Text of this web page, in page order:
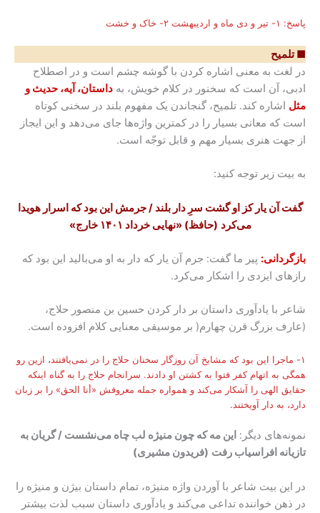
پاسخ: ۱- تیر و دی ماه و اردیبهشت ۲- خاک و خشت
■ تلمیح
در لغت به معنی اشاره کردن با گوشه چشم است و در اصطلاح
ادبی، آن است که سخنور در کلام خویش، به داستان، آیه، حدیث و
مثل اشاره کند. تلمیح، گنجاندن یک مفهوم بلند در سخنی کوتاه
است که معانی بسیار را در کمترین واژه‌ها جای می‌دهد و این ایجاز
از جهت هنری بسیار مهم و قابل توجّه است.
به بیت زیر توجه کنید:
گفت آن یار کز او گشت سرِ دار بلند / جرمش این بود که اسرار هویدا
می‌کرد (حافظ) «نهایی خرداد ۱۴۰۱ خارج»
بازگردانی: پیر ما گفت: جرم آن یار که دار به او می‌بالید این بود که
رازهای ایزدی را اشکار می‌کرد.
شاعر با یادآوری داستان بر دار کردن حسین بن منصور حلاج،
(عارف بزرگ قرن چهارم( بر موسیقی معنایی کلام افزوده است.
۱- ماجرا این بود که مشایخ آن روزگار سخنان حلاج را در نمی‌یافتند، ازین رو
همگی به اتهام کفر فتوا به کشتن او دادند. سرانجام حلاج را به گناه اینکه
حقایق الهی را آشکار می‌کند و همواره جمله معروفش «أنا الحق» را بر زبان
دارد، به دار آویختند.
نمونه‌های دیگر: این مه که چون منیژه لب چاه می‌نشست / گریان به
تازیانه افراسیاب رفت (فریدون مشیری)
در این بیت شاعر با آوردن واژه منیژه، تمام داستان بیژن و منیژه را
در ذهن خواننده تداعی می‌کند و یادآوری داستان سبب لذت بیشتر